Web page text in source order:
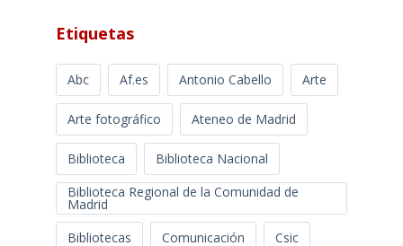
Etiquetas
Abc Af.es Antonio Cabello Arte
Arte fotográfico Ateneo de Madrid
Biblioteca
Biblioteca Nacional
Biblioteca Regional de la Comunidad de
Madrid
Bibliotecas
Comunicación Csic